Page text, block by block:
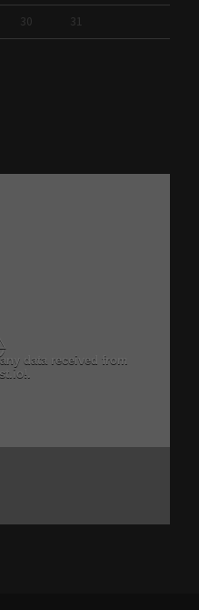
30
31
data received from